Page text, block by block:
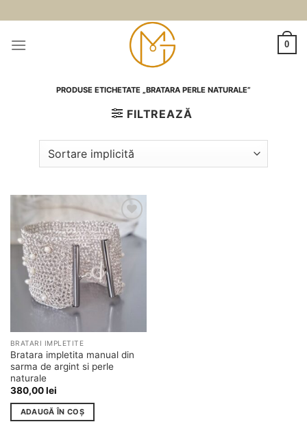
to
content
0
PRODUSE ETICHETATE „BRATARA PERLE NATURALE”
FILTREAZĂ
Adauga
la
favorite
BRATARI IMPLETITE
Bratara impletita manual din
sarma de argint si perle
naturale
380,00lei
ADAUGĂ ÎN COȘ